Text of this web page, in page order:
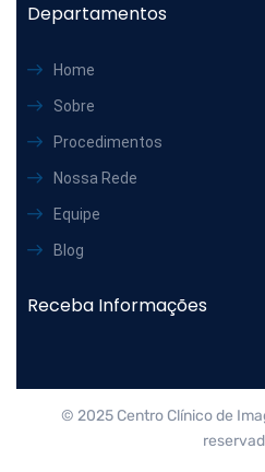
Departamentos
Home
Sobre
Procedimentos
Nossa Rede
Equipe
Blog
Receba Informações
© 2025 Centro Clínico de